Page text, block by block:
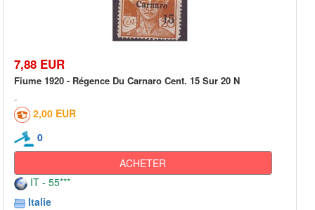
7,88 EUR
Fiume 1920 - Régence Du Carnaro Cent. 15 Sur 20 N
2,00 EUR
0
ACHETER
IT - 55***
Italie